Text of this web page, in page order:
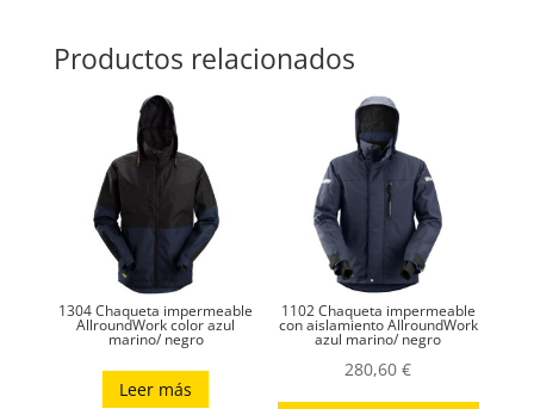
Productos relacionados
1304 Chaqueta impermeable
AllroundWork color azul
marino/ negro
Leer más
1102 Chaqueta impermeable
con aislamiento AllroundWork
azul marino/ negro
280,60€
Este